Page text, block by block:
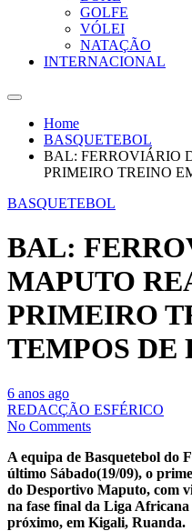
GOLFE
VÓLEI
NATAÇÃO
INTERNACIONAL
Home
BASQUETEBOL
BAL: FERROVIÁRIO
PRIMEIRO TREINO
BASQUETEBOL
BAL:
MAPUTO
PRIMEIRO
TEMPOS DE
6 anos ago
REDACÇÃO ESFÉRICO
No Comments
A equipa de Basquetebol do
último Sábado(19/09), o
do Desportivo Maputo, com
na fase final da Liga Africana
próximo, em Kigali, Ruanda.